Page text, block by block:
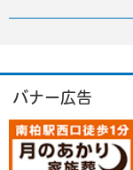
バナー広告